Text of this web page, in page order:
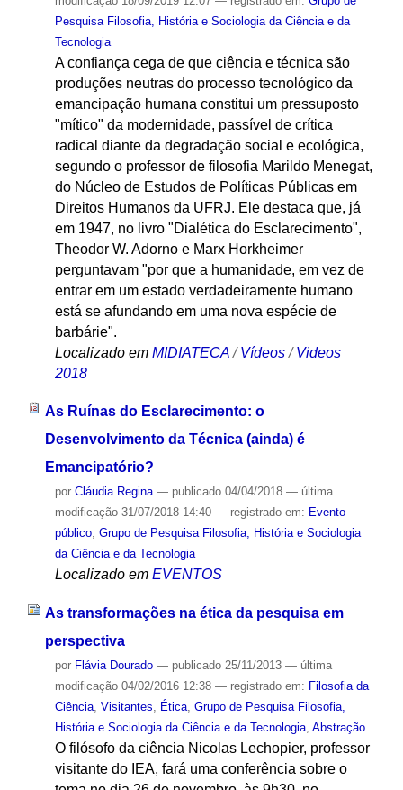
Pesquisa Filosofia, História e Sociologia da Ciência e da
Tecnologia
A confiança cega de que ciência e técnica são
produções neutras do processo tecnológico da
emancipação humana constitui um pressuposto
"mítico" da modernidade, passível de crítica
radical diante da degradação social e ecológica,
segundo o professor de filosofia Marildo Menegat,
do Núcleo de Estudos de Políticas Públicas em
Direitos Humanos da UFRJ. Ele destaca que, já
em 1947, no livro "Dialética do Esclarecimento",
Theodor W. Adorno e Marx Horkheimer
perguntavam "por que a humanidade, em vez de
entrar em um estado verdadeiramente humano
está se afundando em uma nova espécie de
barbárie".
Localizado em MIDIATECA /Vídeos /Videos
2018
As Ruínas do Esclarecimento: o
Desenvolvimento da Técnica (ainda) é
Emancipatório?
por Cláudia Regina — publicado04/04/2018 — última
modificação31/07/2018 14:40 — registrado em: Evento
público, Grupo de Pesquisa Filosofia, História e Sociologia
da Ciência e da Tecnologia
Localizado em EVENTOS
As transformações na ética da pesquisa em
perspectiva
por Flávia Dourado — publicado25/11/2013 — última
modificação04/02/2016 12:38 — registrado em: Filosofia da
Ciência, Visitantes, Ética, Grupo de Pesquisa Filosofia,
História e Sociologia da Ciência e da Tecnologia, Abstração
O filósofo da ciência Nicolas Lechopier, professor
visitante do IEA, fará uma conferência sobre o